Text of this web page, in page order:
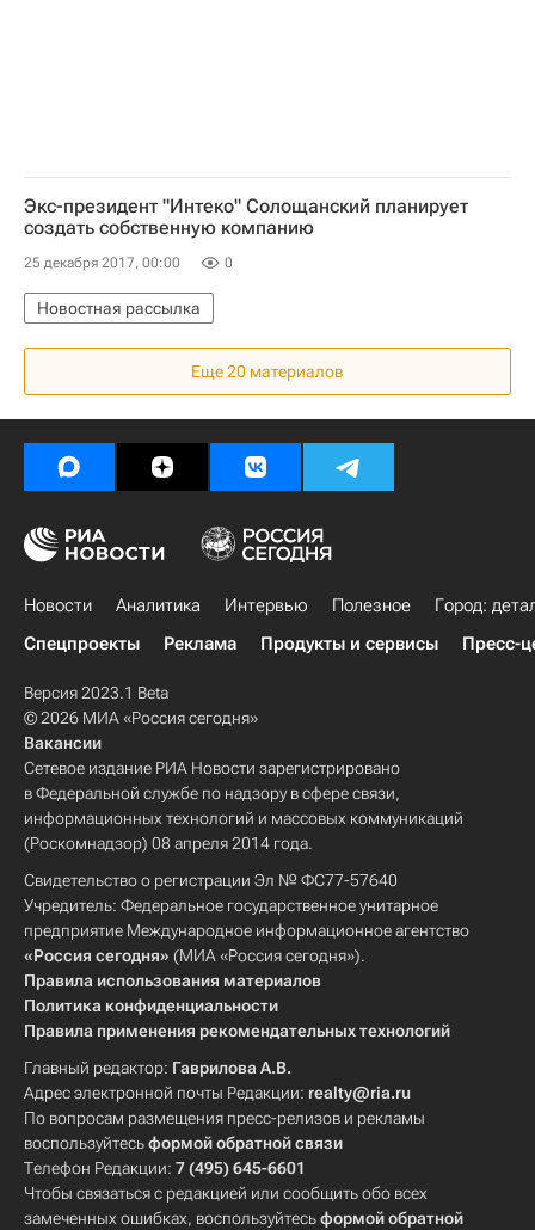
Экс-президент "Интеко" Солощанский планирует
создать собственную компанию
25 декабря 2017, 00:00 0
Новостная рассылка
Еще 20 материалов
Новости Аналитика Интервью Полезное
Город:
Спецпроекты
Реклама Продукты и сервисы Пресс-
Версия 2023.1 Beta
© 2026 МИА «Россия сегодня»
Вакансии
Сетевое издание РИА Новости зарегистрировано
в Федеральной службе по надзору в сфере связи,
информационных технологий и массовых коммуникаций
(Роскомнадзор) 08 апреля 2014 года.
Свидетельство о регистрации Эл № ФС77-57640
Учредитель: Федеральное государственное унитарное
предприятие Международное информационное агентство
«Россия сегодня» (МИА «Россия сегодня»).
Правила использования материалов
Политика конфиденциальности
Правила применения рекомендательных технологий
Главный редактор: Гаврилова А.В.
Адрес электронной почты Редакции: realty@ria.ru
По вопросам размещения пресс-релизов и рекламы
воспользуйтесьформой обратной связи
Телефон Редакции: 7 (495) 645-6601
Чтобы связаться с редакцией или сообщить обо всех
замеченных ошибках, воспользуйтесьформой обратной